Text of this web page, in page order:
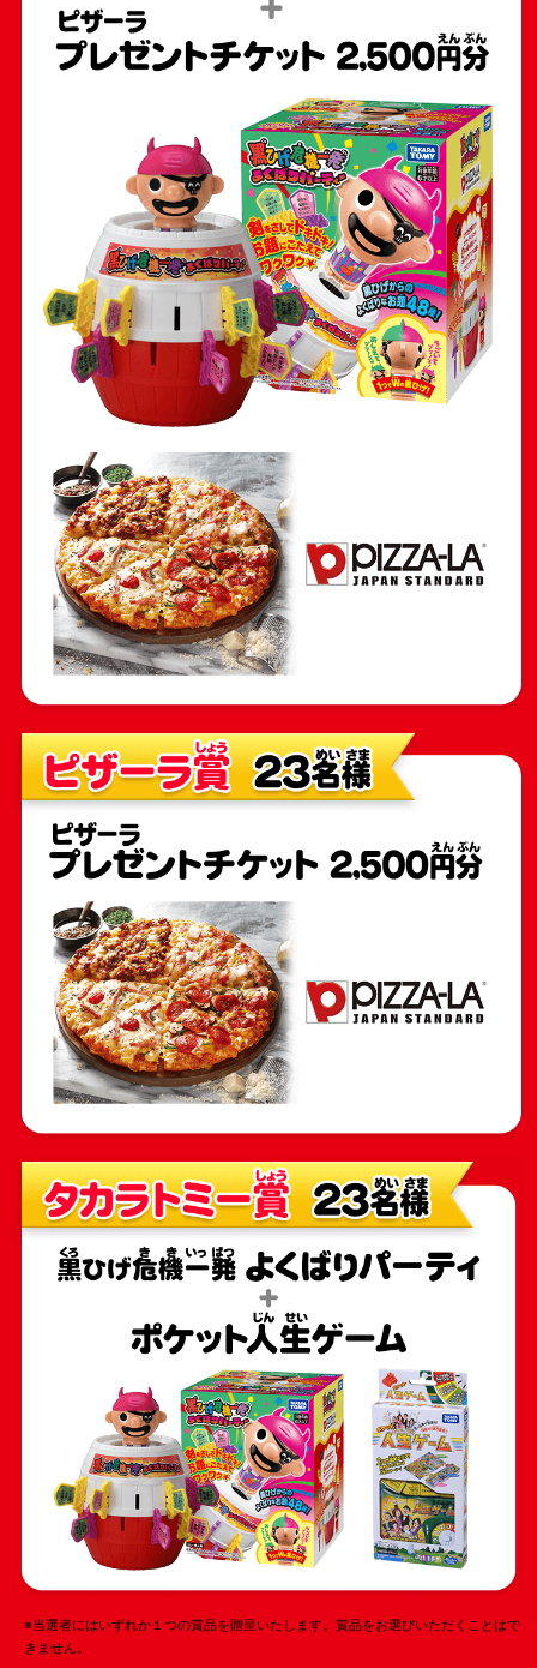
※当選者にはいずれか１つの賞品を贈呈いたします。賞品をお選びいただくことはで
きません。